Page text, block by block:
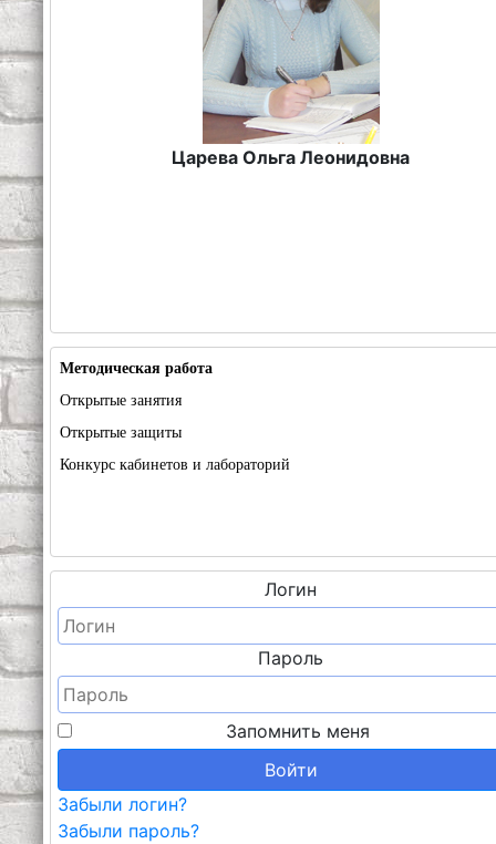
Царева Ольга Леонидовна
Методическая работа
Открытые занятия
Открытые защиты
Конкурс кабинетов и лабораторий
Логин
Пароль
Запомнить меня
Войти
Забыли логин?
Забыли пароль?